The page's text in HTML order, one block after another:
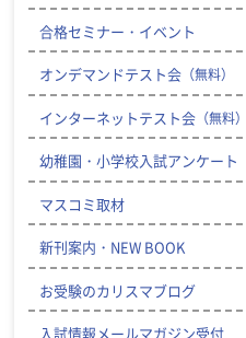
合格セミナー・イベント
オンデマンドテスト会 （無料）
インターネットテスト会 （無料）
幼稚園・小学校入試アンケート
マスコミ取材
新刊案内・NEW BOOK
お受験のカリスマブログ
入試情報メールマガジン受付